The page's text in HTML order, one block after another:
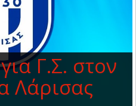
Γ.Σ. στον
Λάρισας